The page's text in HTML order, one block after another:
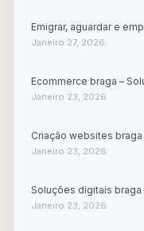
Emigrar, aguardar e
Janeiro 27, 2026
Ecommerce braga –
Janeiro 23, 2026
Criação websites
Janeiro 23, 2026
Soluções digitais braga
Janeiro 23, 2026